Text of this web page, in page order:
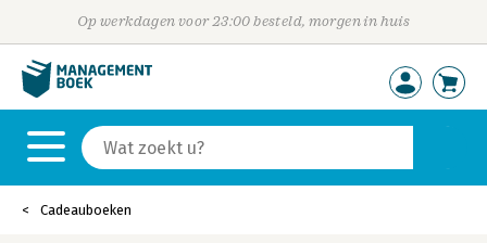
Op werkdagen voor 23:00 besteld, morgen in huis
Cadeauboeken